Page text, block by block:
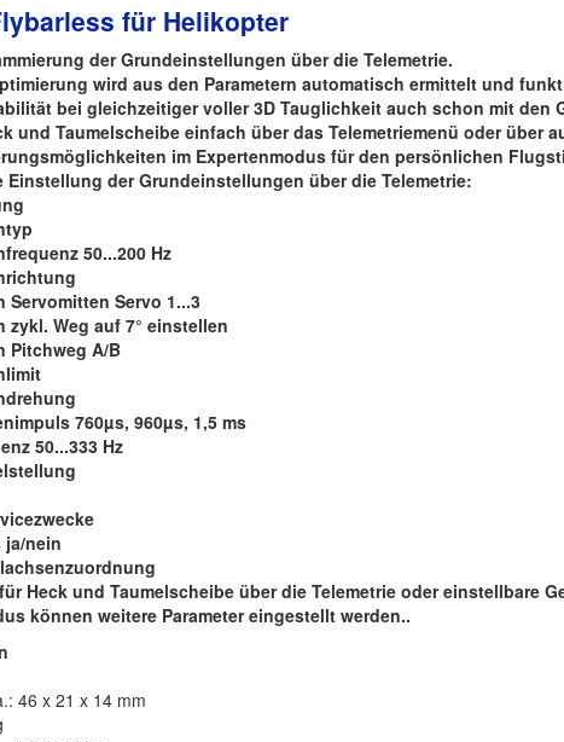
für Helikopter
der Grundeinstellungen über die Telemetrie.
wird aus den Parametern automatisch ermittelt und
bei gleichzeitiger voller 3D Tauglichkeit auch schon mit den
und Taumelscheibe einfach über das Telemetriemenü oder über
im Expertenmodus für den persönlichen
Einstellung der Grundeinstellungen über die Telemetrie:
50...200 Hz
Servomitten Servo 1...3
zykl. Weg auf 7° einstellen
Pitchweg A/B
760µs, 960µs, 1,5 ms
50...333 Hz
ja/nein
Heck und Taumelscheibe über die Telemetrie oder einstellbare
können weitere Parameter eingestellt werden..
46 x 21 x 14 mm